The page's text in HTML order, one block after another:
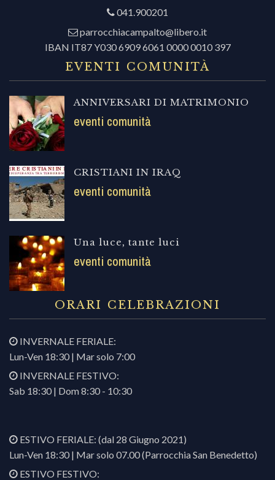
041.900201
parrocchiacampalto@libero.it
IBAN IT87 Y030 6909 6061 0000 0010 397
EVENTI COMUNITÀ
ANNIVERSARI DI MATRIMONIO
eventi comunità
CRISTIANI IN IRAQ
eventi comunità
Una luce, tante luci
eventi comunità
ORARI CELEBRAZIONI
INVERNALE FERIALE:
Lun-Ven 18:30 | Mar solo 7:00
INVERNALE FESTIVO:
Sab 18:30 | Dom 8:30 - 10:30
ESTIVO FERIALE: (dal 28 Giugno 2021)
Lun-Ven 18:30 | Mar solo 07.00 (Parrocchia San Benedetto)
ESTIVO FESTIVO: